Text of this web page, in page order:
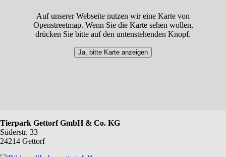
Auf unserer Webseite nutzen wir eine Karte von
Openstreetmap. Wenn Sie die Karte sehen wollen,
drücken Sie bitte auf den untenstehenden Knopf.
Ja, bitte Karte anzeigen
Tierpark Gettorf GmbH & Co. KG
Süderstr. 33
24214 Gettorf